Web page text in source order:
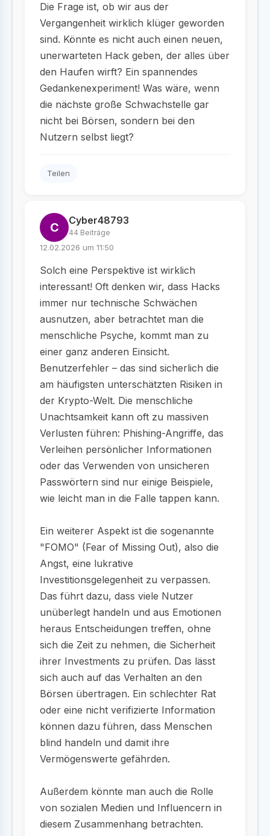
Die Frage ist, ob wir aus der
Vergangenheit wirklich klüger geworden
sind. Könnte es nicht auch einen neuen,
unerwarteten Hack geben, der alles über
den Haufen wirft? Ein spannendes
Gedankenexperiment! Was wäre, wenn
die nächste große Schwachstelle gar
nicht bei Börsen, sondern bei den
Nutzern selbst liegt?
Teilen
C Cyber48793
44 Beiträge
12.02.2026 um 11:50
Solch eine Perspektive ist wirklich
interessant! Oft denken wir, dass Hacks
immer nur technische Schwächen
ausnutzen, aber betrachtet man die
menschliche Psyche, kommt man zu
einer ganz anderen Einsicht.
Benutzerfehler – das sind sicherlich die
am häufigsten unterschätzten Risiken in
der Krypto-Welt. Die menschliche
Unachtsamkeit kann oft zu massiven
Verlusten führen: Phishing-Angriffe, das
Verleihen persönlicher Informationen
oder das Verwenden von unsicheren
Passwörtern sind nur einige Beispiele,
wie leicht man in die Falle tappen kann.
Ein weiterer Aspekt ist die sogenannte
"FOMO" (Fear of Missing Out), also die
Angst, eine lukrative
Investitionsgelegenheit zu verpassen.
Das führt dazu, dass viele Nutzer
unüberlegt handeln und aus Emotionen
heraus Entscheidungen treffen, ohne
sich die Zeit zu nehmen, die Sicherheit
ihrer Investments zu prüfen. Das lässt
sich auch auf das Verhalten an den
Börsen übertragen. Ein schlechter Rat
oder eine nicht verifizierte Information
können dazu führen, dass Menschen
blind handeln und damit ihre
Vermögenswerte gefährden.
Außerdem könnte man auch die Rolle
von sozialen Medien und Influencern in
diesem Zusammenhang betrachten.